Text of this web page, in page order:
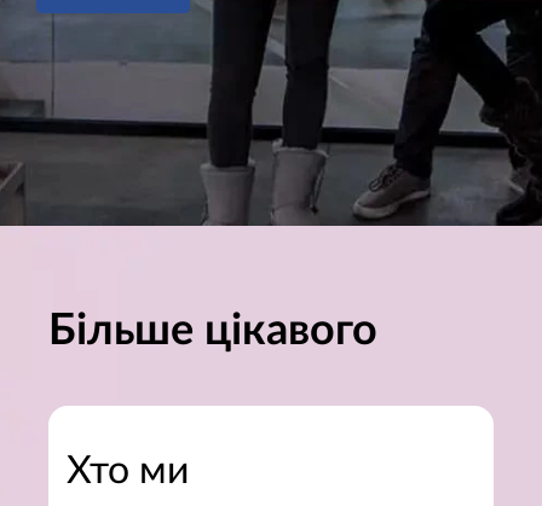
Більше цікавого
Хто ми